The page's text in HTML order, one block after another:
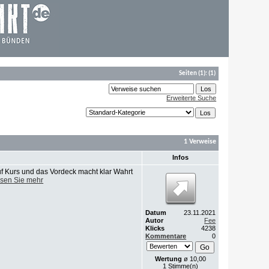
Seiten(1):(1)
Erweiterte Suche
1 Verweise
Infos
und das Vordeck macht klar Wahrt
Sie mehr
Datum
23.11.2021
Autor
Fee
Klicks
4238
Kommentare
0
Wertung ø 10,00
1 Stimme(n)